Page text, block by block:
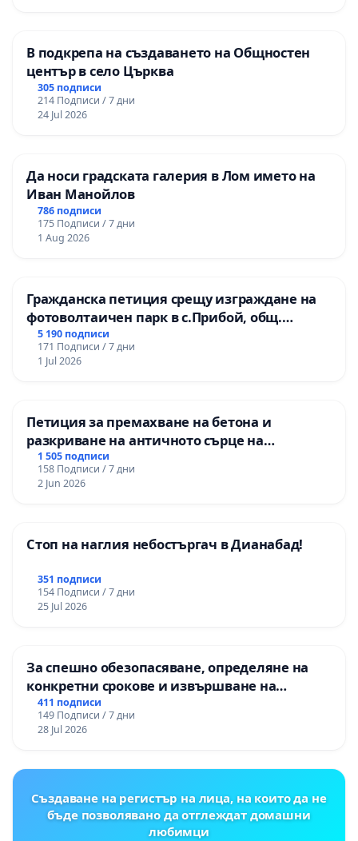
В подкрепа на създаването на Общностен
център в село Църква
305 подписи
214 Подписи / 7 дни
24 Jul 2026
Да носи градската галерия в Лом името на
Иван Манойлов
786 подписи
175 Подписи / 7 дни
1 Aug 2026
Гражданска петиция срещу изграждане на
фотоволтаичен парк в с.Прибой, общ.
Радомир
5 190 подписи
171 Подписи / 7 дни
1 Jul 2026
Петиция за премахване на бетона и
разкриване на античното сърце на
Могиланската могила във Враца
1 505 подписи
158 Подписи / 7 дни
2 Jun 2026
Стоп на наглия небостъргач в Дианабад!
351 подписи
154 Подписи / 7 дни
25 Jul 2026
За спешно обезопасяване, определяне на
конкретни срокове и извършване на
цялостна рехабилитация на
републиканския път между пътен възел АМ
„Тракия“ - гр. Ихтиман - с. Мирово - к.к.
411 подписи
149 Подписи / 7 дни
28 Jul 2026
Създаване на регистър на лица, на които да не
бъде позволявано да отглеждат домашни
любимци